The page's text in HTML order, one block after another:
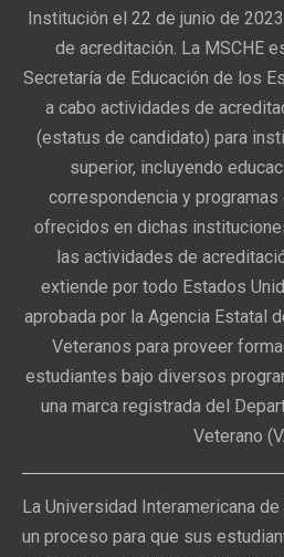
Institución el 22 de junio de
de acreditación. La MSCHE
Secretaría de Educación de los
a cabo actividades de
(estatus de candidato) para
superior, incluyendo
correspondencia y
ofrecidos en dichas
las actividades de
extiende por todo Estados
aprobada por la Agencia Estatal
Veteranos para proveer
estudiantes bajo diversos
una marca registrada del
Veterano
La Universidad Interamericana
un proceso para que sus